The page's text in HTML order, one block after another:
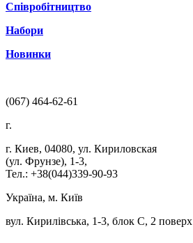
Співробітництво
Набори
Новинки
(067) 464-62-61
г.
г. Киев, 04080, ул. Кириловская
(ул. Фрунзе), 1-3,
Тел.: +38(044)339-90-93
Україна, м. Київ
вул. Кирилівська, 1-3, блок С, 2 поверх